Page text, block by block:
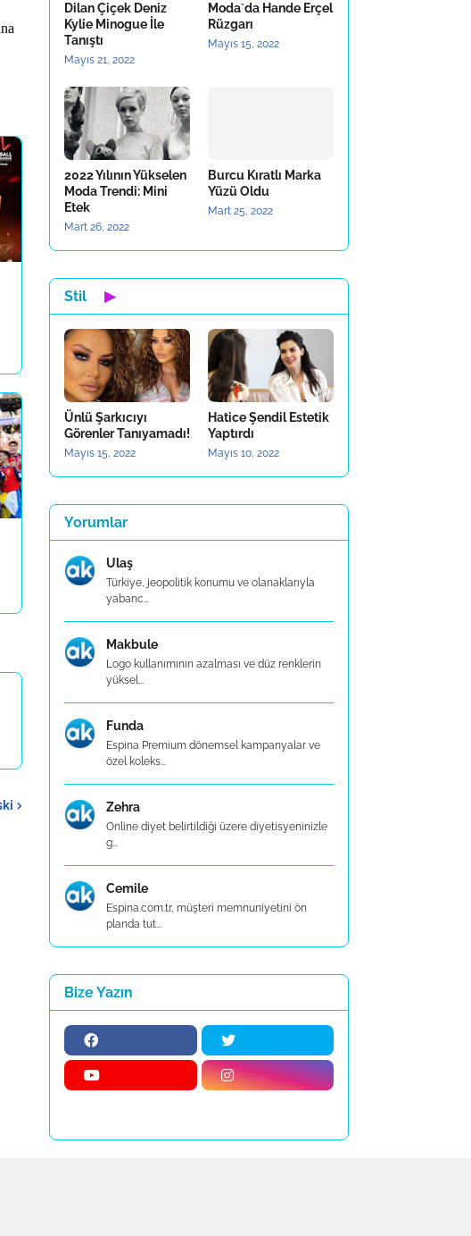
Dilan Çiçek Deniz
Kylie Minogue İle
Tanıştı
Mayıs 21, 2022
Moda`da Hande Erçel
Rüzgarı
Mayıs 15, 2022
2022 Yılının Yükselen
Moda Trendi: Mini
Etek
Mart 26, 2022
Burcu Kıratlı Marka
Yüzü Oldu
Mart 25, 2022
Stil ▶
Ünlü Şarkıcıyı
Görenler Tanıyamadı!
Mayıs 15, 2022
Hatice Şendil Estetik
Yaptırdı
Mayıs 10, 2022
Yorumlar
Ulaş
Türkiye, jeopolitik konumu ve olanaklarıyla
yabanc...
Makbule
Logo kullanımının azalması ve düz renklerin
yüksel...
Funda
Espina Premium dönemsel kampanyalar ve
özel koleks...
Zehra
Online diyet belirtildiği üzere diyetisyeninizle
g...
Cemile
Espina.com.tr, müşteri memnuniyetini ön
planda tut...
Bize Yazın